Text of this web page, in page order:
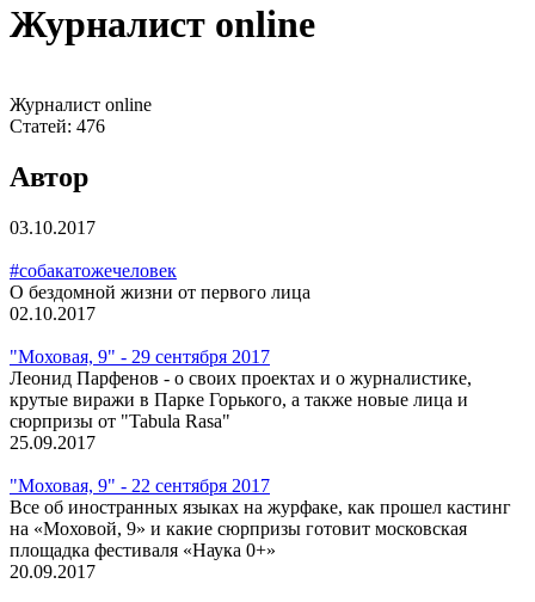
Журналист online
Журналист online
Статей: 476
Автор
03.10.2017
#собакатожечеловек
О бездомной жизни от первого лица
02.10.2017
"Моховая, 9" - 29 сентября 2017
Леонид Парфенов - о своих проектах и о журналистике,
крутые виражи в Парке Горького, а также новые лица и
сюрпризы от "Tabula Rasa"
25.09.2017
"Моховая, 9" - 22 сентября 2017
Все об иностранных языках на журфаке, как прошел кастинг
на «Моховой, 9» и какие сюрпризы готовит московская
площадка фестиваля «Наука 0+»
20.09.2017